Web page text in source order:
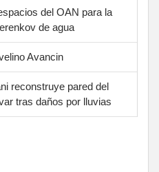
del OAN para la
de agua
Avancin
reconstruye pared del
tras daños por lluvias